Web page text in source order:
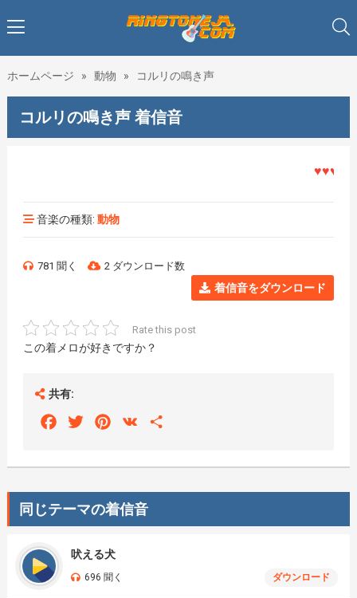
ホームページ » 動物 » コルリの鳴き声
コルリの鳴き声 着信音
♥♥♥着メ
音楽の種類: 動物
781 聞く 2 ダウンロード数
着信音をダウンロード
Rate this post
この着メロが好きですか？
共有:
FacebookTwitterPinterest
VK
同じテーマの着信音
吠える犬
696 聞く ダウンロード